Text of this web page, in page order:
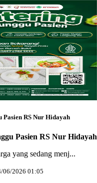
Pasien RS Nur Hidayah
Pasien RS Nur Hidayah
yang sedang menj...
06/2026 01:05